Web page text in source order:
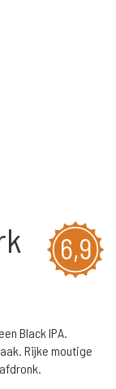
6,9
Black IPA.
Rijke moutige